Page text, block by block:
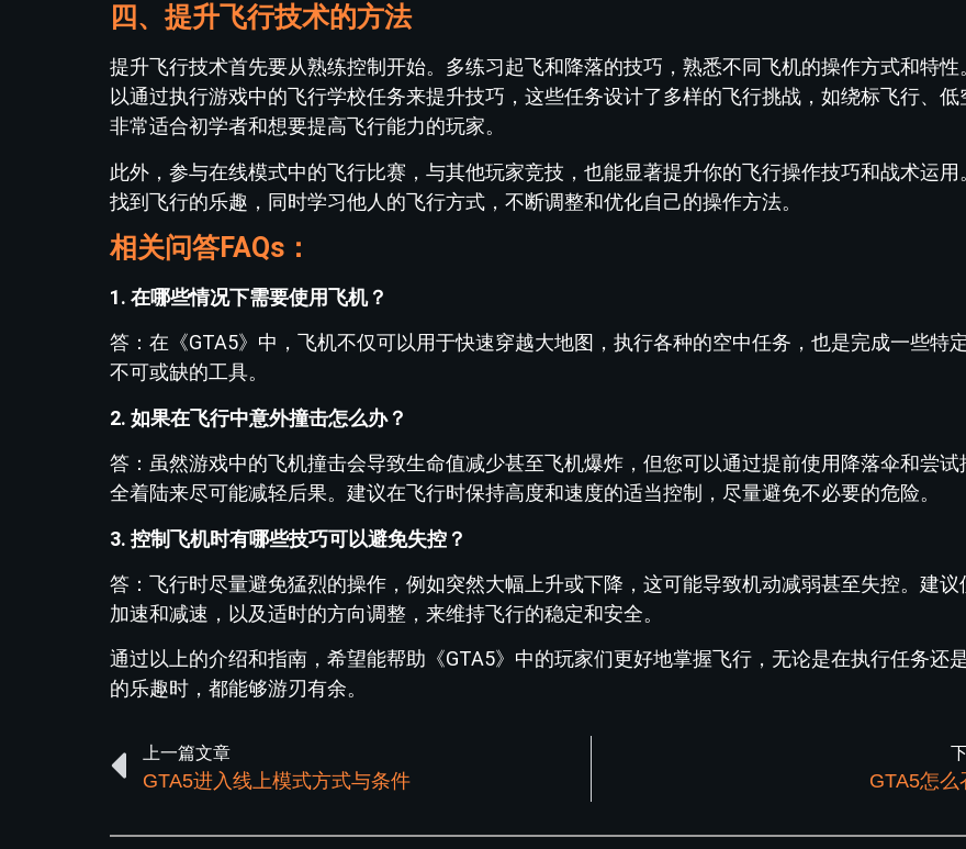
四、提升飞行技术的方法
提升飞行技术首先要从熟练控制开始。多练习起飞和降落的技巧，熟悉不同飞机的操作方式和特性
以通过执行游戏中的飞行学校任务来提升技巧，这些任务设计了多样的飞行挑战，如绕标飞行、低
非常适合初学者和想要提高飞行能力的玩家。
此外，参与在线模式中的飞行比赛，与其他玩家竞技，也能显著提升你的飞行操作技巧和战术运用
找到飞行的乐趣，同时学习他人的飞行方式，不断调整和优化自己的操作方法。
相关问答FAQs：
1. 在哪些情况下需要使用飞机？
答：在《GTA5》中，飞机不仅可以用于快速穿越大地图，执行各种的空中任务，也是完成一些特
不可或缺的工具。
2. 如果在飞行中意外撞击怎么办？
答：虽然游戏中的飞机撞击会导致生命值减少甚至飞机爆炸，但您可以通过提前使用降落伞和尝试
全着陆来尽可能减轻后果。建议在飞行时保持高度和速度的适当控制，尽量避免不必要的危险。
3. 控制飞机时有哪些技巧可以避免失控？
答：飞行时尽量避免猛烈的操作，例如突然大幅上升或下降，这可能导致机动减弱甚至失控。建议
加速和减速，以及适时的方向调整，来维持飞行的稳定和安全。
通过以上的介绍和指南，希望能帮助《GTA5》中的玩家们更好地掌握飞行，无论是在执行任务还
的乐趣时，都能够游刃有余。
上一篇文章
GTA5进入线上模式方式与条件 GTA5怎么